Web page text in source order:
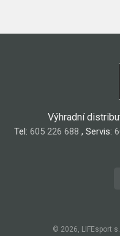
Výhradní
Tel: 605 226 688 , Servis:
© 2026, LIFEsport